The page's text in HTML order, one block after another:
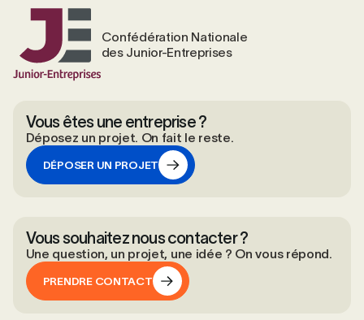
Confédération Nationale
des Junior-Entreprises
Vous êtes une entreprise ?
Déposez un projet. On fait le reste.
DÉPOSER UN PROJET
Vous souhaitez nous contacter ?
Une question, un projet, une idée ? On vous répond.
PRENDRE CONTACT